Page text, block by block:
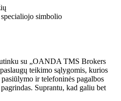
simbolio
su „OANDA TMS Brokers
paslaugų teikimo sąlygomis, kurios
ir telefoninės pagalbos
Suprantu, kad galiu bet